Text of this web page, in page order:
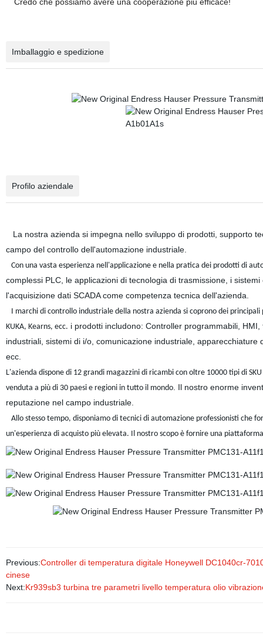
Imballaggio e spedizione
Profilo aziendale
La nostra azienda si impegna nello sviluppo di prodotti, supporto
campo del controllo dell'automazione industriale.
Con una vasta esperienza nell'applicazione e nella pratica dei prodotti di
complessi PLC, le applicazioni di tecnologia di trasmissione, i
l'acquisizione dati SCADA come competenza tecnica dell'azienda.
I marchi di controllo industriale della nostra azienda si coprono dei
KUKA, Kearns, ecc. i prodotti includono: Controller programmabili,
industriali, sistemi di i/o, comunicazione industriale,
ecc.
L'azienda dispone di 12 grandi magazzini di ricambi con oltre 10000 tipi di
venduta a più di 30 paesi e regioni in tutto il mondo. Il nostro enorme
reputazione nel campo industriale.
Allo stesso tempo, disponiamo di tecnici di automazione professionisti che
un'esperienza di acquisto più elevata. Il nostro scopo è fornire una
Previous:Controller di temperatura digitale Honeywell DC1040cr-
cinese
Next:Kr939sb3 turbina tre parametri livello temperatura olio